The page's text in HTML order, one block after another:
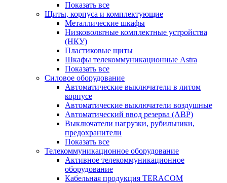
Показать все
Щиты, корпуса и комплектующие
Металлические шкафы
Низковольтные комплектные устройства
(НКУ)
Пластиковые щиты
Шкафы телекоммуникационные Astra
Показать все
Силовое оборудование
Автоматические выключатели в литом
корпусе
Автоматические выключатели воздушные
Автоматический ввод резерва (АВР)
Выключатели нагрузки, рубильники,
предохранители
Показать все
Телекоммуникационное оборудование
Активное телекоммуникационное
оборудование
Кабельная продукция TERACOM